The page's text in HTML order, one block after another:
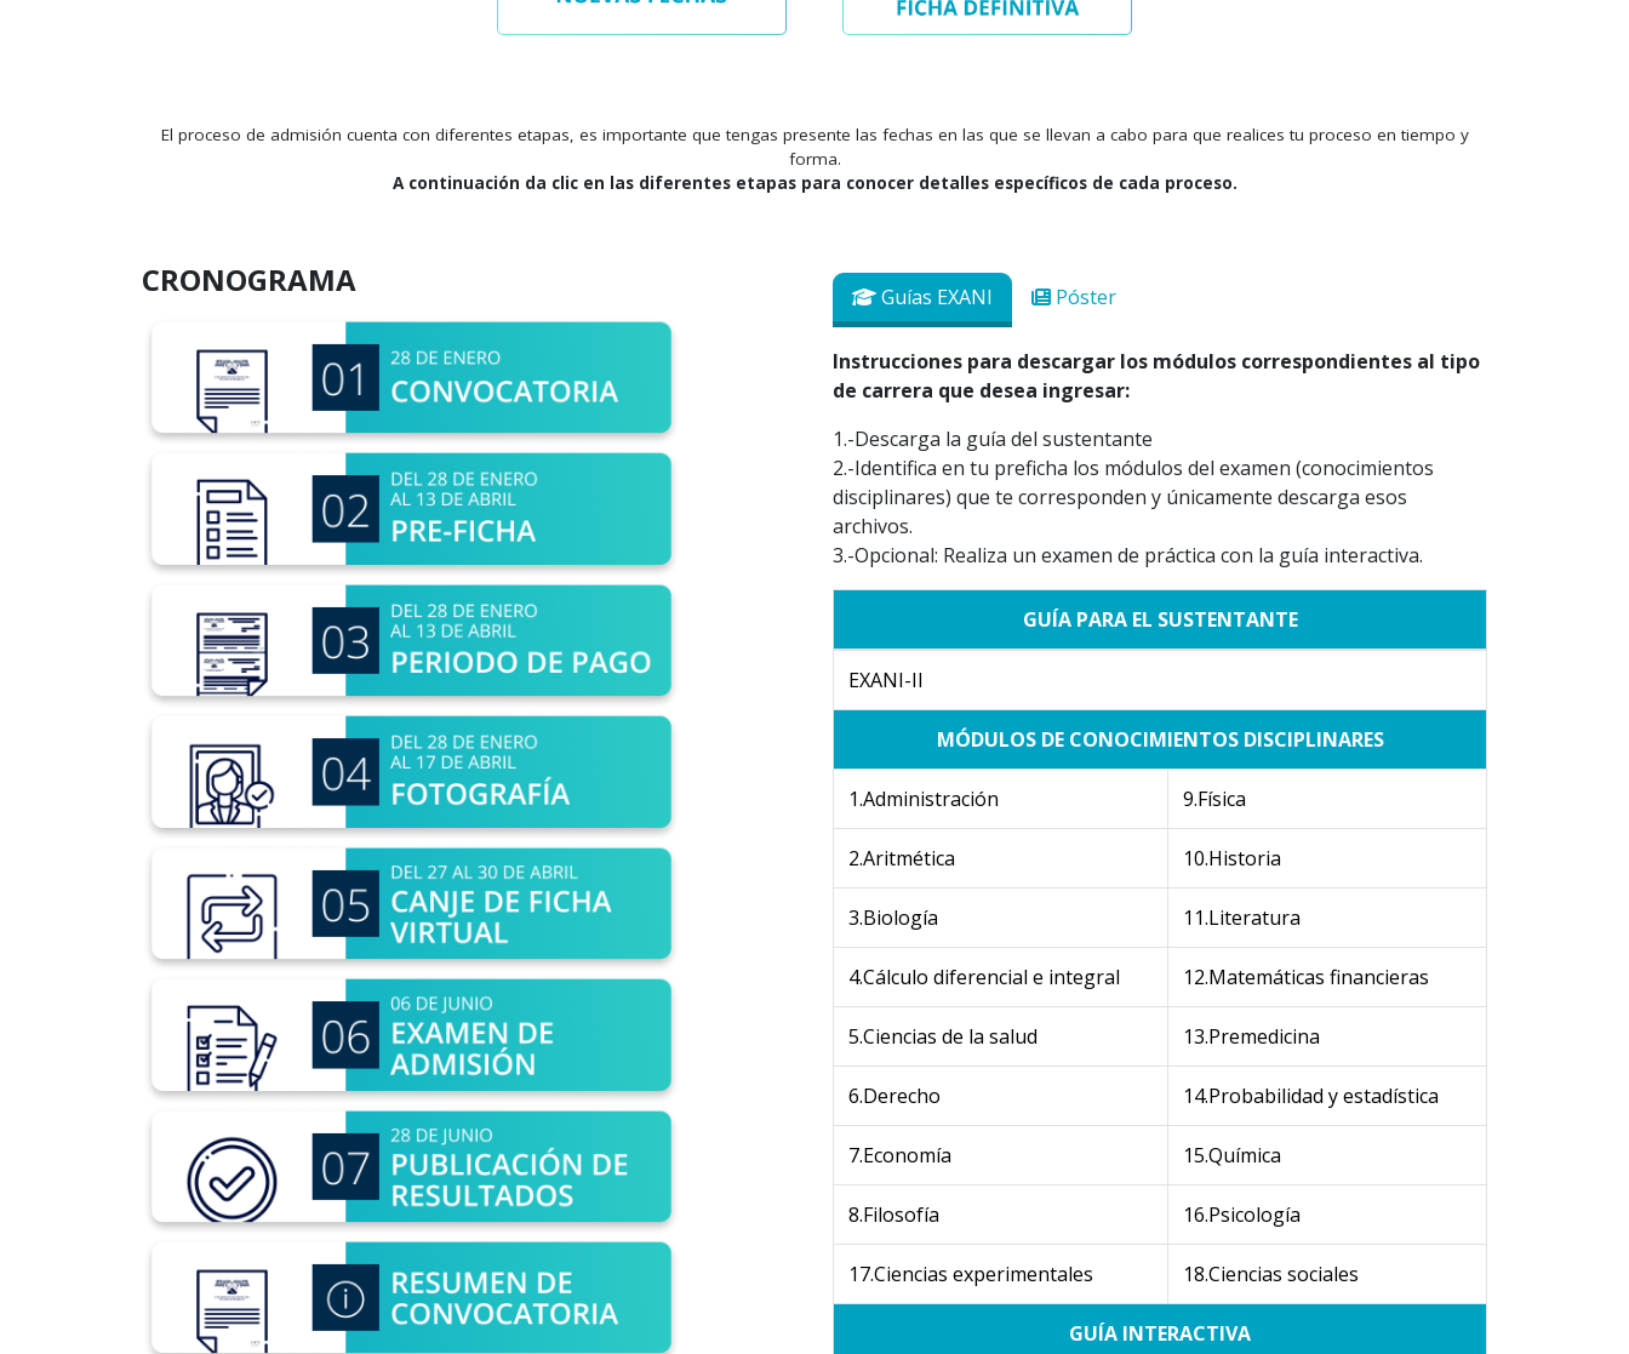
El proceso de admisión cuenta con diferentes etapas, es importante que tengas presente las fechas en las que se llevan a cabo para que realices tu proceso en tiempo y
forma.
A continuación da clic en las diferentes etapas para conocer detalles específicos de cada proceso.
CRONOGRAMA Guías EXANI Póster
Instrucciones para descargar los módulos correspondientes al tipo
de carrera que desea ingresar:
1.-Descarga la guía del sustentante
2.-Identifica en tu preficha los módulos del examen (conocimientos
disciplinares) que te corresponden y únicamente descarga esos
archivos.
3.-Opcional: Realiza un examen de práctica con la guía interactiva.
GUÍA PARA EL SUSTENTANTE
EXANI-II
MÓDULOS DE CONOCIMIENTOS DISCIPLINARES
1.Administración 9.Física
2.Aritmética 10.Historia
3.Biología 11.Literatura
4.Cálculo diferencial e integral 12.Matemáticas financieras
5.Ciencias de la salud 13.Premedicina
6.Derecho 14.Probabilidad y estadística
7.Economía 15.Química
8.Filosofía 16.Psicología
17.Ciencias experimentales 18.Ciencias sociales
GUÍA INTERACTIVA